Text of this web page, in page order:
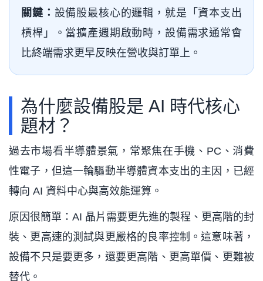
關鍵： 設備股最核心的邏輯，就是「資本支出
槓桿」。當擴產週期啟動時，設備需求通常會
比終端需求更早反映在營收與訂單上。
為什麼設備股是 AI 時代核心
題材？
過去市場看半導體景氣，常聚焦在手機、PC、消費
性電子，但這一輪驅動半導體資本支出的主因，已經
轉向 AI 資料中心與高效能運算。
原因很簡單：AI 晶片需要更先進的製程、更高階的封
裝、更高速的測試與更嚴格的良率控制。這意味著，
設備不只是要更多，還要更高階、更高單價、更難被
替代。